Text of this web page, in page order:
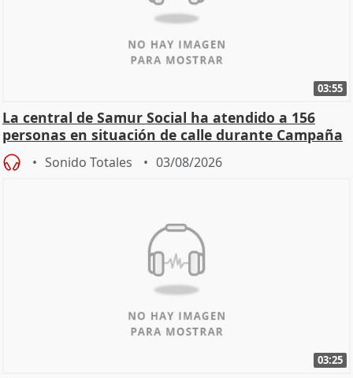
03:55
La central de Samur Social ha atendido a 156
personas en situación de calle durante Campaña
de Calor
Sonido Totales 03/08/2026
03:25